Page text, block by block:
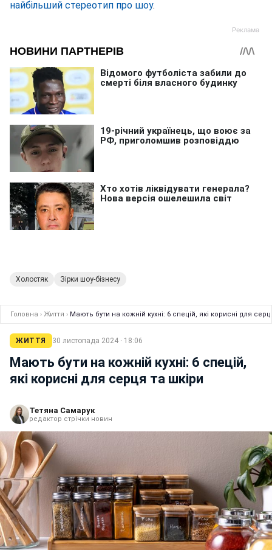
найбільший стереотип про шоу.
Холостяк Зірки шоу-бізнесу
Головна › Життя › Мають бути на кожній кухні: 6 спецій, які корисні для
ЖИТТЯ 30 листопада 2024 · 18:06
Мають бути на кожній кухні: 6 спецій,
які корисні для серця та шкіри
Тетяна Самарук
редактор стрічки новин